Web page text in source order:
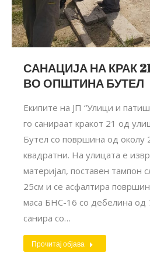
САНАЦИЈА НА КРАК
ВО ОПШТИНА БУТЕЛ
Екипите на ЈП “Улици и
го санираат кракот 21 од
Бутел со површина од околу
квадратни. На улицата е
материјал, поставен тампон
25см и се асфалтира
маса БНС-16 со дебелина од
санира со…
Прочитај објава